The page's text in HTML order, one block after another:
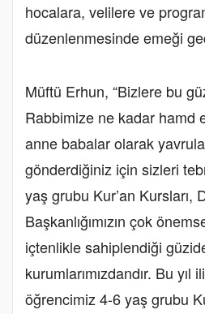
hocalara, velilere ve
düzenlenmesinde emeği
Müftü Erhun, “Bizlere bu
Rabbimize ne kadar hamd
anne babalar olarak
gönderdiğiniz için sizleri
yaş grubu Kur’an Kursları,
Başkanlığımızın çok
içtenlikle sahiplendiği
kurumlarımızdandır. Bu
öğrencimiz 4-6 yaş grubu